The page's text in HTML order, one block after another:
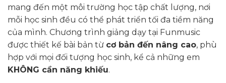
mang đến một môi trường học tập chất lượng, nơi
mỗi học sinh đều có thể phát triển tối đa tiềm năng
của mình. Chương trình giảng dạy tại Funmusic
được thiết kế bài bản từ cơ bản đến nâng cao, phù
hợp với mọi đối tượng học sinh, kể cả những em
KHÔNG cần năng khiếu.